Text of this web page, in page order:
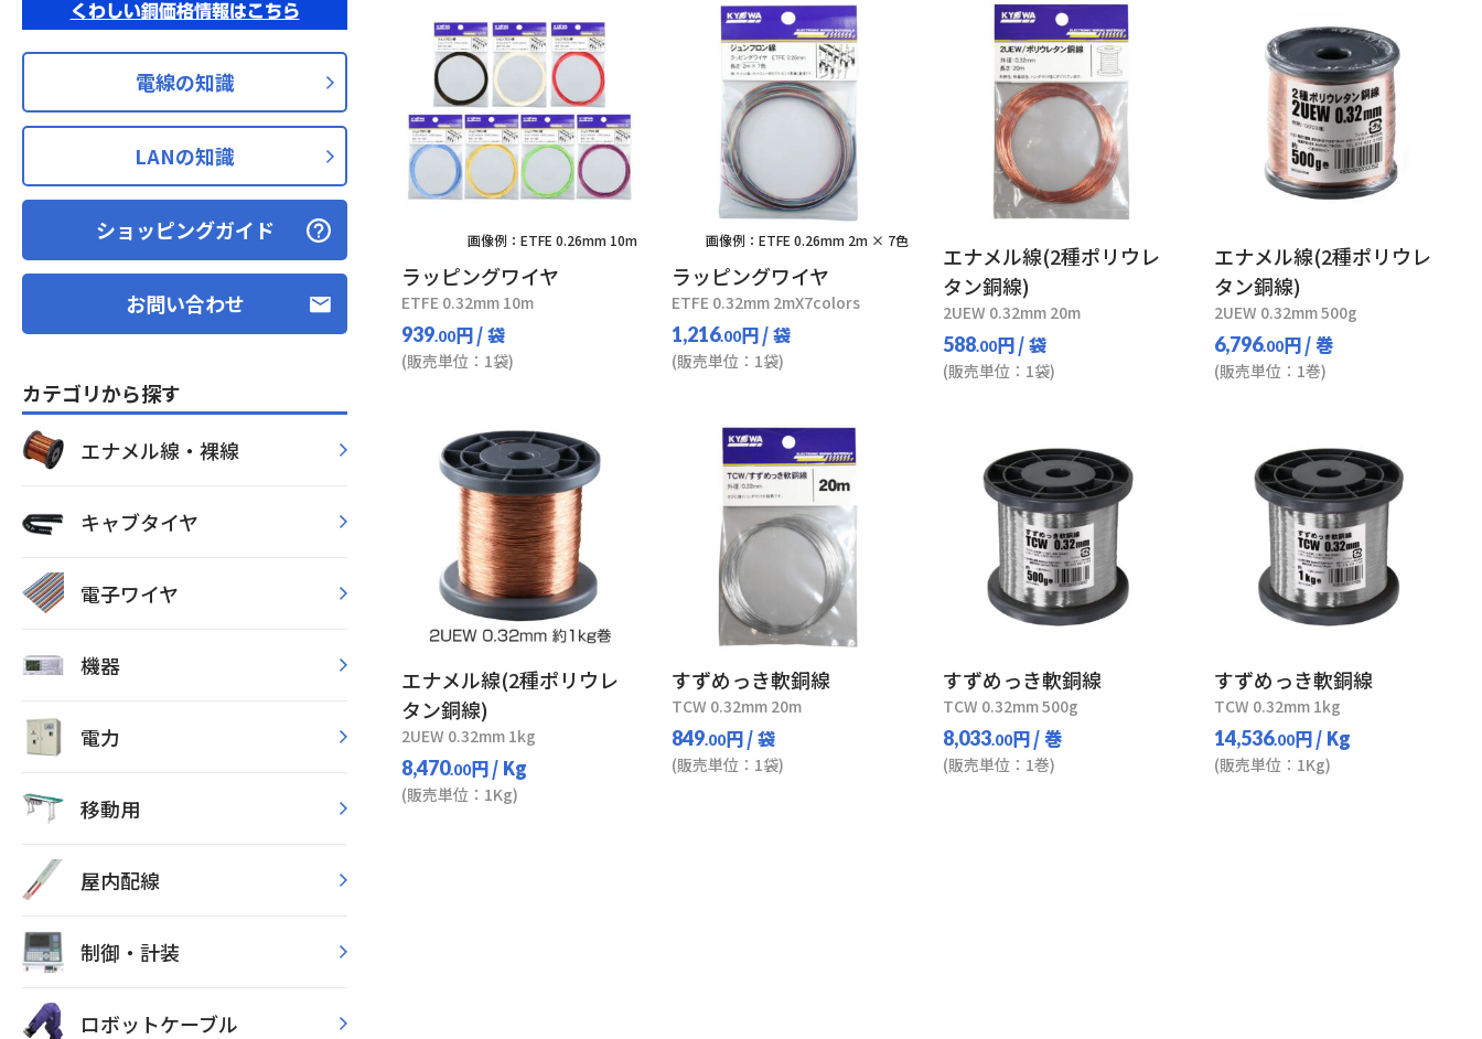
くわしい銅価格情報はこちら
電線の知識
LANの知識
ショッピングガイド
お問い合わせ
カテゴリから探す
エナメル線・裸線
キャブタイヤ
電子ワイヤ
機器
電力
移動用
屋内配線
制御・計装
ロボットケーブル
画像例：ETFE 0.26mm 10m
ラッピングワイヤ
ETFE 0.32mm 10m
939.00円/ 袋
(販売単位：1袋)
画像例：ETFE 0.26mm 2m × 7色
ラッピングワイヤ
ETFE 0.32mm 2mX7colors
1,216.00円/ 袋
(販売単位：1袋)
エナメル線(2種ポリウレ
タン銅線)
2UEW 0.32mm 20m
588.00円/ 袋
(販売単位：1袋)
エナメル線(2種ポリウレ
タン銅線)
2UEW 0.32mm 500g
6,796.00円/ 巻
(販売単位：1巻)
エナメル線(2種ポリウレ
タン銅線)
2UEW 0.32mm 1kg
8,470.00円/ Kg
(販売単位：1Kg)
すずめっき軟銅線
TCW 0.32mm 20m
849.00円/ 袋
(販売単位：1袋)
すずめっき軟銅線
TCW 0.32mm 500g
8,033.00円/ 巻
(販売単位：1巻)
すずめっき軟銅線
TCW 0.32mm 1kg
14,536.00円/ Kg
(販売単位：1Kg)